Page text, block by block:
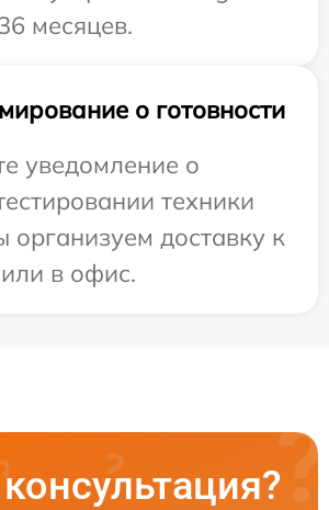
месяцев.
о готовности
уведомление о
техники
организуем доставку к
в офис.